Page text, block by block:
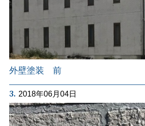
外壁塗装 前
3. 2018年06月04日